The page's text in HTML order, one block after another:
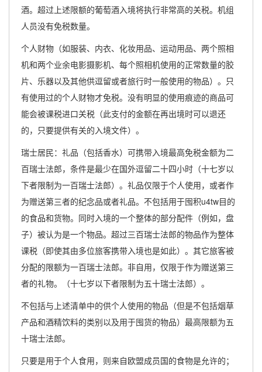
酒。超过上述限额的葡萄酒入境将执行非常高的关税。机组
人员没有免税数量。
个人财物（如服装、内衣、化妆用品、运动用品、两个照相
机和两个业余电影摄影机、每个照相机使用的正常数量的胶
片、乐器以及其他供逗留或者旅行时一般使用的物品）。只
有使用过的个人财物才免税。没有明显的使用痕迹的商品可
能会被课税进口关税（此支付的金额在再出境时可以退还
的，只要提供有关的入境文件）。
瑞士居民：礼品（包括香水）可携带入境最高免税金额为二
百瑞士法郎，条件是最少在国外逗留二十四小时（十七岁以
下者限制为一百瑞士法郎）。礼品仅限于个人使用，或者作
为赠送第三者的纪念品或者礼品。不包括用于囤积u4tw目的
的食品和货物。同时入境的一个整体的部分配件（例如，盘
子）被认为是一个物品。超过三百瑞士法郎的物品作为整体
课税（即使其由多位旅客携带入境也是如此）。其它旅客被
分配的限额为一百瑞士法郎。非自用，仅限于作为赠送第三
者的礼物。（十七岁以下者限制为五十瑞士法郎）。
不包括与上述清单中的供个人使用的物品（但是不包括烟草
产品和酒精饮料的类别以及用于囤货的物品）最高限额为五
十瑞士法郎。
只要是用于个人食用，则来自欧盟成员国的食物是允许的；